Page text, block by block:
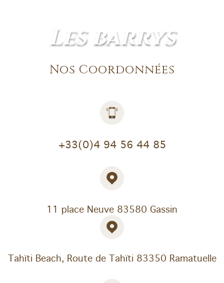
les barrys
Nos Coordonnées
+33(0)4 94 56 44 85
11 place Neuve 83580 Gassin
Tahïti Beach, Route de Tahïti 83350 Ramatuelle